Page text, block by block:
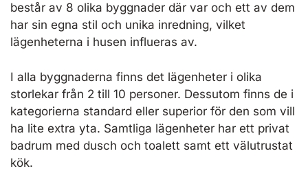
består av 8 olika byggnader där var och ett av dem
har sin egna stil och unika inredning, vilket
lägenheterna i husen influeras av.
I alla byggnaderna finns det lägenheter i olika
storlekar från 2 till 10 personer. Dessutom finns de i
kategorierna standard eller superior för den som vill
ha lite extra yta. Samtliga lägenheter har ett privat
badrum med dusch och toalett samt ett välutrustat
kök.